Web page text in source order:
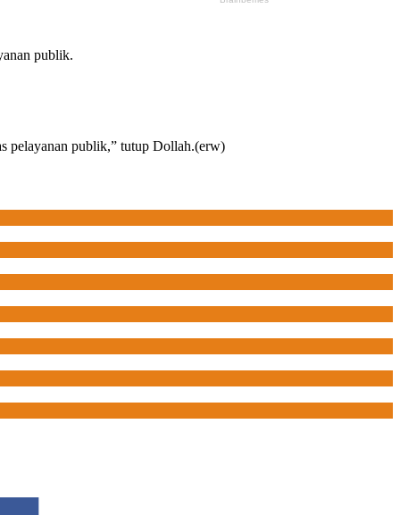
publik.
pelayanan publik,” tutup Dollah.(erw)